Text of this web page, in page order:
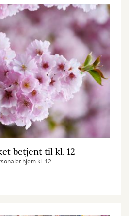
betjent til kl. 12
hjem kl. 12.
helt til kl. 23.